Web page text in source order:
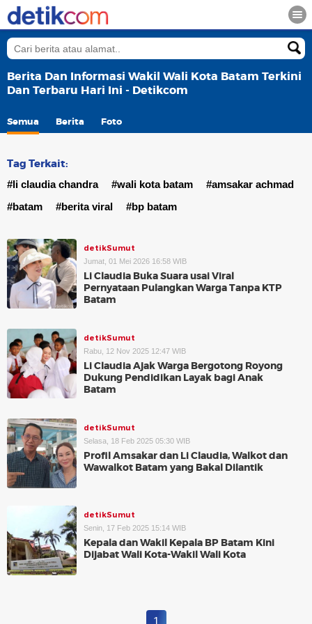
Berita Dan Informasi Wakil Wali Kota Batam Terkini
Dan Terbaru Hari Ini - Detikcom
Semua Berita Foto
Tag Terkait:
#li claudia chandra #wali kota batam
#amsakar achmad
#batam
#berita viral #bp batam
detikSumut
Jumat, 01 Mei 2026 16:58 WIB
Li Claudia Buka Suara usai Viral
Pernyataan Pulangkan Warga Tanpa KTP
Batam
detikSumut
Rabu, 12 Nov 2025 12:47 WIB
Li Claudia Ajak Warga Bergotong Royong
Dukung Pendidikan Layak bagi Anak
Batam
detikSumut
Selasa, 18 Feb 2025 05:30 WIB
Profil Amsakar dan Li Claudia, Walkot dan
Wawalkot Batam yang Bakal Dilantik
detikSumut
Senin, 17 Feb 2025 15:14 WIB
Kepala dan Wakil Kepala BP Batam Kini
Dijabat Wali Kota-Wakil Wali Kota
1